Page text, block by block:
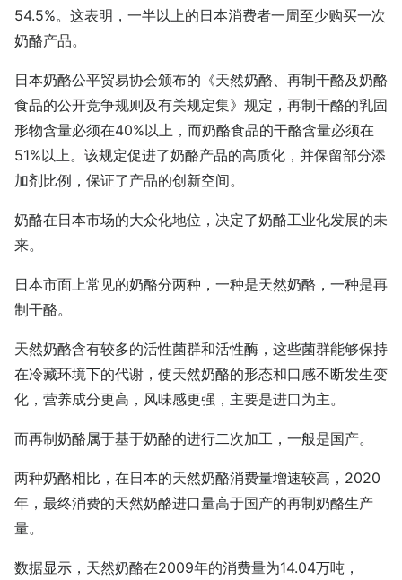
54.5%。这表明，一半以上的日本消费者一周至少购买一次
奶酪产品。
日本奶酪公平贸易协会颁布的《天然奶酪、再制干酪及奶酪
食品的公开竞争规则及有关规定集》规定，再制干酪的乳固
形物含量必须在40%以上，而奶酪食品的干酪含量必须在
51%以上。该规定促进了奶酪产品的高质化，并保留部分添
加剂比例，保证了产品的创新空间。
奶酪在日本市场的大众化地位，决定了奶酪工业化发展的未
来。
日本市面上常见的奶酪分两种，一种是天然奶酪，一种是再
制干酪。
天然奶酪含有较多的活性菌群和活性酶，这些菌群能够保持
在冷藏环境下的代谢，使天然奶酪的形态和口感不断发生变
化，营养成分更高，风味感更强，主要是进口为主。
而再制奶酪属于基于奶酪的进行二次加工，一般是国产。
两种奶酪相比，在日本的天然奶酪消费量增速较高，2020
年，最终消费的天然奶酪进口量高于国产的再制奶酪生产
量。
数据显示，天然奶酪在2009年的消费量为14.04万吨，